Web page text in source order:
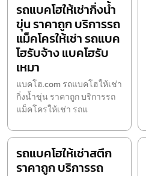
รถแบคโฮให้เช่ากิ่งน้ำ
ขุ่น ราคาถูก บริการรถ
แม็คโครให้เช่า รถแบค
โฮรับจ้าง แบคโฮรับ
เหมา
แบคโฮ.com รถแบคโฮให้เช่า
กิ่งน้ำขุ่น ราคาถูก บริการรถ
แม็คโครให้เช่า รถแ
รถแบคโฮให้เช่าสตึก
ราคาถูก บริการรถ